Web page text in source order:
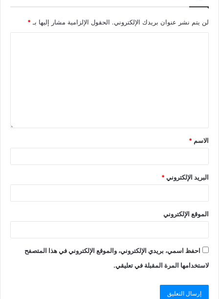
لن يتم نشر عنوان بريدك الإلكتروني. الحقول الإلزامية مشار إليها بـ *
الاسم *
البريد الإلكتروني*
الموقع الإلكتروني
احفظ اسمي، بريدي الإلكتروني، والموقع الإلكتروني في هذا المتصفح
لاستخدامها المرة المقبلة في تعليقي.